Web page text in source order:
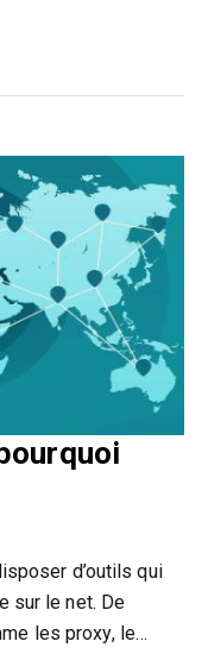
d’outils qui
sur le net. De
les proxy, le…